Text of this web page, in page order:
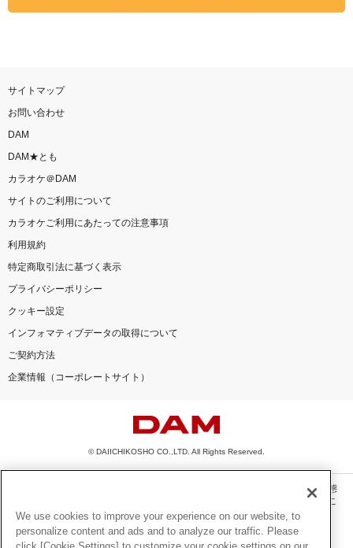
サイトマップ
お問い合わせ
DAM
DAM★とも
カラオケ＠DAM
サイトのご利用について
カラオケご利用にあたっての注意事項
利用規約
特定商取引法に基づく表示
プライバシーポリシー
クッキー設定
インフォマティブデータの取得について
ご契約方法
企業情報（コーポレートサイト）
© DAIICHIKOSHO CO.,LTD. All Rights Reserved.
このサイトに掲載されている一切の文章・画像・写真・動画・音声等を、手段や形態
を問わず、著作権法の定める範囲を超えて無断で複製、転載、ファイル化などするこ
とを禁じます。
楽曲及びコンテンツは、機種によりご利用いただけない場合があります。
We use cookies to improve your experience on our website, to
personalize content and ads and to analyze our traffic. Please